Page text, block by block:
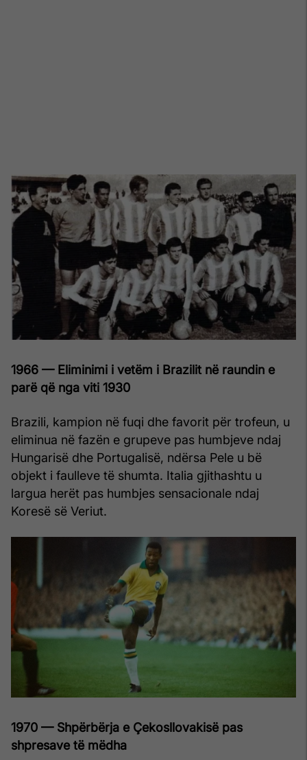
1966 — Eliminimi i vetëm i Brazilit në raundin e
parë që nga viti 1930
Brazili, kampion në fuqi dhe favorit për trofeun, u
eliminua në fazën e grupeve pas humbjeve ndaj
Hungarisë dhe Portugalisë, ndërsa Pele u bë
objekt i faulleve të shumta. Italia gjithashtu u
largua herët pas humbjes sensacionale ndaj
Koresë së Veriut.
1970 — Shpërbërja e Çekosllovakisë pas
shpresave të mëdha